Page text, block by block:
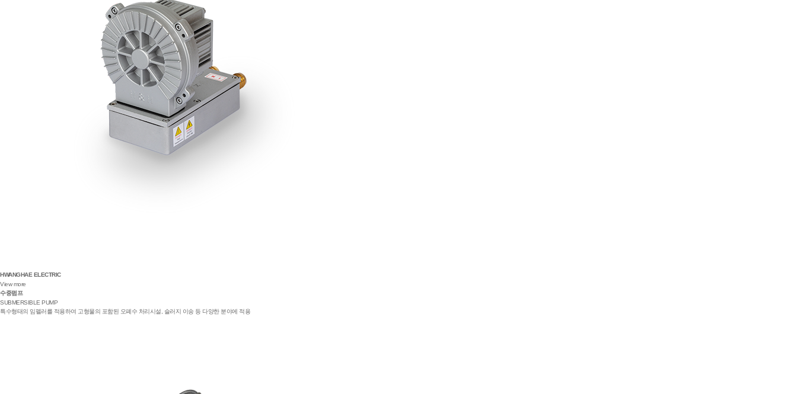
HWANGHAE ELECTRIC
View more
수중펌프
SUBMERSIBLE PUMP
특수형태의 임펠러를 적용하여 고형물의 포함된 오폐수 처리시설, 슬러지 이송 등 다양한 분야에 적용